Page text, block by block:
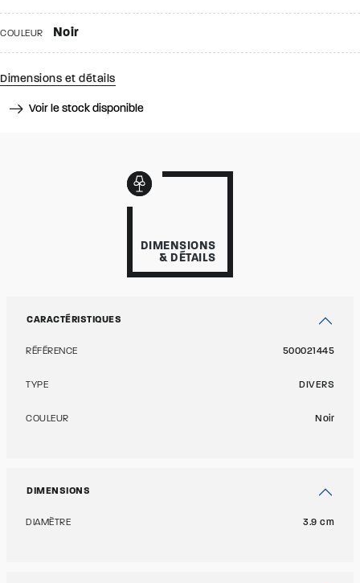
COULEUR Noir
Dimensions et détails
Voir le stock disponible
DIMENSIONS
& DÉTAILS
CARACTÉRISTIQUES
RÉFÉRENCE 500021445
TYPE DIVERS
COULEUR Noir
DIMENSIONS
DIAMÈTRE 3.9 cm